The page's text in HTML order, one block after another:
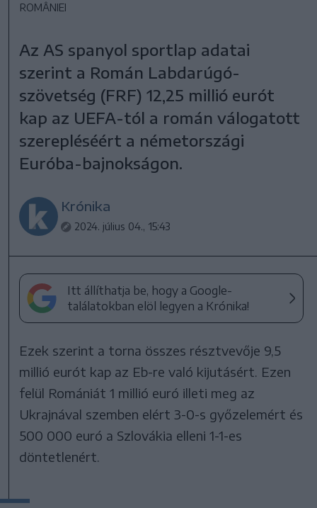
ROMÂNIEI
Az AS spanyol sportlap adatai
szerint a Román Labdarúgó-
szövetség (FRF) 12,25 millió eurót
kap az UEFA-tól a román válogatott
szerepléséért a németországi
Euróba-bajnokságon.
Krónika
2024. július 04., 15:43
Itt állíthatja be, hogy a Google-
találatokban elöl legyen a Krónika!
Ezek szerint a torna összes résztvevője 9,5
millió eurót kap az Eb-re való kijutásért. Ezen
felül Romániát 1 millió euró illeti meg az
Ukrajnával szemben elért 3-0-s győzelemért és
500 000 euró a Szlovákia elleni 1-1-es
döntetlenért.